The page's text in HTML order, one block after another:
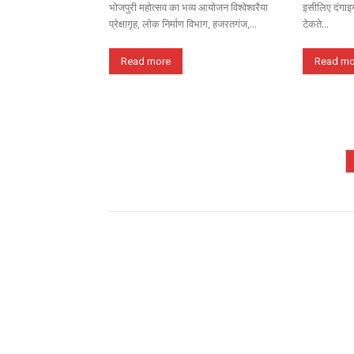
भोजपुरी महोत्सव का भव्य आयोजन विश्वेश्वरैया
प्रेक्षागृह, लोक निर्माण विभाग, हजरतगंज,...
Read more
इसीलिए
टेकते...
Read